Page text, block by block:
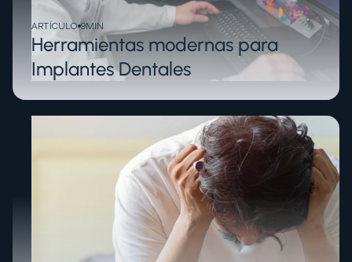
ARTÍCULO 9MIN
Herramientas modernas para
Implantes Dentales